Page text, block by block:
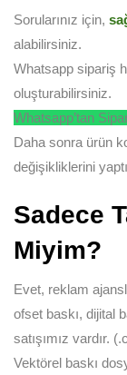
Sorularınız için,
alabilirsiniz.
Whatsapp sipariş
oluşturabilirsiniz.
Whatsapp’tan
Daha sonra ürün
değişikliklerini
Sadece
Miyim?
Evet, reklam
ofset baskı, dijital
satışımız vardır.
Vektörel baskı